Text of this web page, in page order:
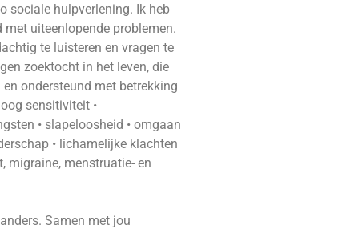
sociale hulpverlening. Ik heb
uiteenlopende problemen.
te luisteren en vragen te
zoektocht in het leven, die
ondersteund met betrekking
sensitiviteit •
• slapeloosheid • omgaan
• lichamelijke klachten
migraine, menstruatie- en
Samen met jou